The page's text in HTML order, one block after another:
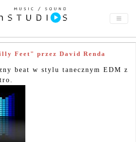
Feet" przez David Renda
beat w stylu tanecznym EDM z